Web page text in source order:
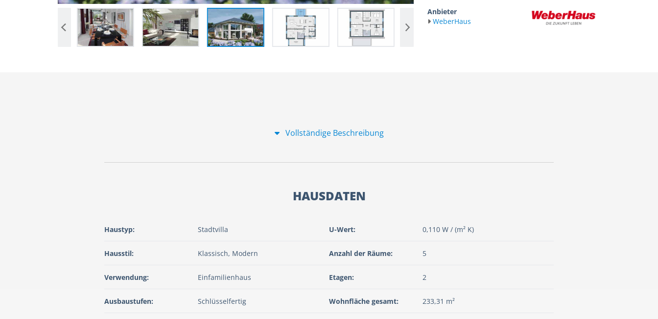
Anbieter
WeberHaus
Vollständige Beschreibung
HAUSDATEN
Haustyp: Stadtvilla
Hausstil: Klassisch, Modern
Verwendung: Einfamilienhaus
Ausbaustufen: Schlüsselfertig
U-Wert: 0,110 W / (m² K)
Anzahl der Räume: 5
Etagen: 2
Wohnfläche gesamt: 233,31 m²